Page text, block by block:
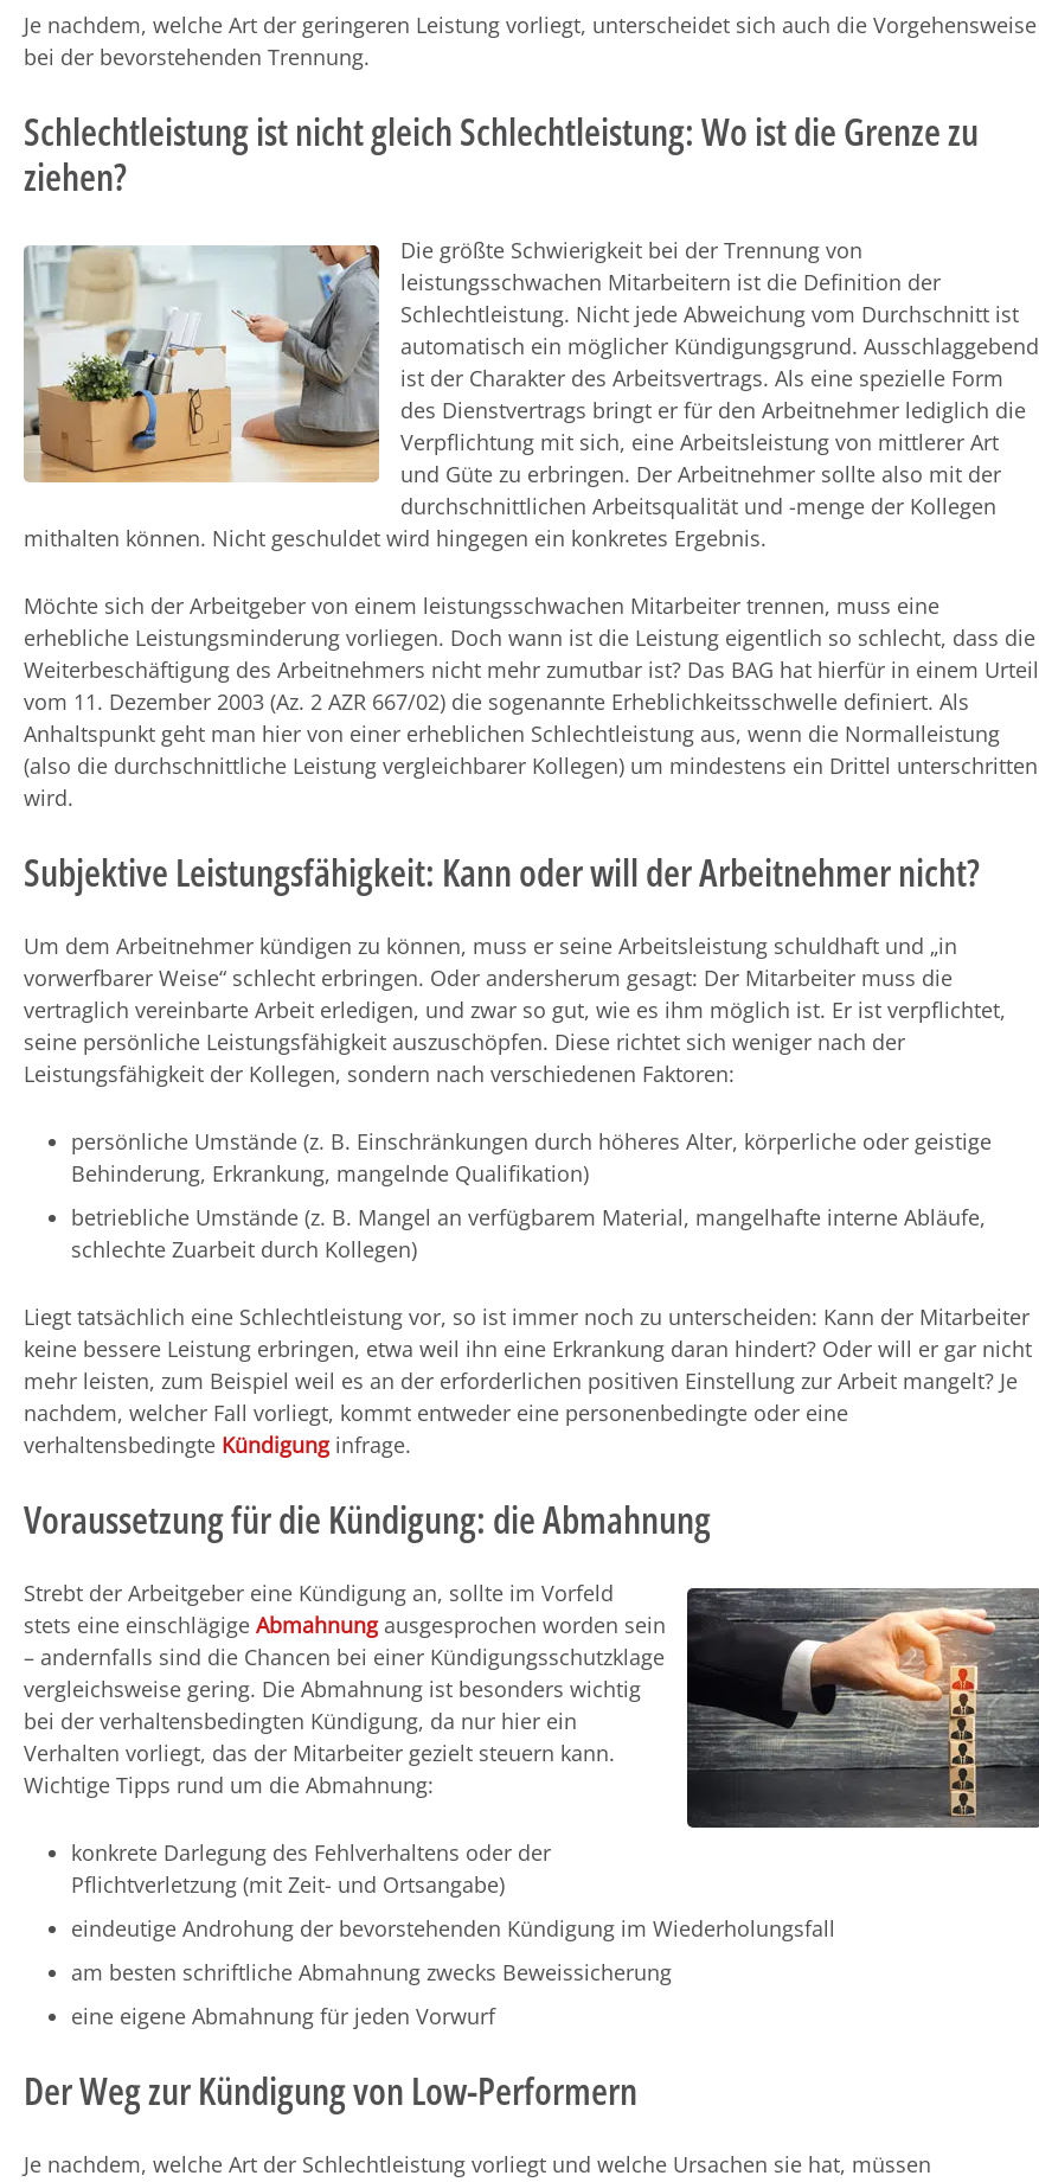
Je nachdem, welche Art der geringeren Leistung vorliegt, unterscheidet sich auch die Vorgehensweise
bei der bevorstehenden Trennung.
Schlechtleistung ist nicht gleich Schlechtleistung: Wo ist die Grenze zu
ziehen?
Die größte Schwierigkeit bei der Trennung von
leistungsschwachen Mitarbeitern ist die Definition der
Schlechtleistung. Nicht jede Abweichung vom Durchschnitt ist
automatisch ein möglicher Kündigungsgrund. Ausschlaggebend
ist der Charakter des Arbeitsvertrags. Als eine spezielle Form
des Dienstvertrags bringt er für den Arbeitnehmer lediglich die
Verpflichtung mit sich, eine Arbeitsleistung von mittlerer Art
und Güte zu erbringen. Der Arbeitnehmer sollte also mit der
durchschnittlichen Arbeitsqualität und -menge der Kollegen
mithalten können. Nicht geschuldet wird hingegen ein konkretes Ergebnis.
Möchte sich der Arbeitgeber von einem leistungsschwachen Mitarbeiter trennen, muss eine
erhebliche Leistungsminderung vorliegen. Doch wann ist die Leistung eigentlich so schlecht, dass die
Weiterbeschäftigung des Arbeitnehmers nicht mehr zumutbar ist? Das BAG hat hierfür in einem Urteil
vom 11. Dezember 2003 (Az. 2 AZR 667/02) die sogenannte Erheblichkeitsschwelle definiert. Als
Anhaltspunkt geht man hier von einer erheblichen Schlechtleistung aus, wenn die Normalleistung
(also die durchschnittliche Leistung vergleichbarer Kollegen) um mindestens ein Drittel unterschritten
wird.
Subjektive Leistungsfähigkeit: Kann oder will der Arbeitnehmer nicht?
Um dem Arbeitnehmer kündigen zu können, muss er seine Arbeitsleistung schuldhaft und „in
vorwerfbarer Weise“ schlecht erbringen. Oder andersherum gesagt: Der Mitarbeiter muss die
vertraglich vereinbarte Arbeit erledigen, und zwar so gut, wie es ihm möglich ist. Er ist verpflichtet,
seine persönliche Leistungsfähigkeit auszuschöpfen. Diese richtet sich weniger nach der
Leistungsfähigkeit der Kollegen, sondern nach verschiedenen Faktoren:
persönliche Umstände (z. B. Einschränkungen durch höheres Alter, körperliche oder geistige
Behinderung, Erkrankung, mangelnde Qualifikation)
betriebliche Umstände (z. B. Mangel an verfügbarem Material, mangelhafte interne Abläufe,
schlechte Zuarbeit durch Kollegen)
Liegt tatsächlich eine Schlechtleistung vor, so ist immer noch zu unterscheiden: Kann der Mitarbeiter
keine bessere Leistung erbringen, etwa weil ihn eine Erkrankung daran hindert? Oder will er gar nicht
mehr leisten, zum Beispiel weil es an der erforderlichen positiven Einstellung zur Arbeit mangelt? Je
nachdem, welcher Fall vorliegt, kommt entweder eine personenbedingte oder eine
verhaltensbedingte Kündigunginfrage.
Voraussetzung für die Kündigung: die Abmahnung
Strebt der Arbeitgeber eine Kündigung an, sollte im Vorfeld
stets eine einschlägige Abmahnungausgesprochen worden sein
– andernfalls sind die Chancen bei einer Kündigungsschutzklage
vergleichsweise gering. Die Abmahnung ist besonders wichtig
bei der verhaltensbedingten Kündigung, da nur hier ein
Verhalten vorliegt, das der Mitarbeiter gezielt steuern kann.
Wichtige Tipps rund um die Abmahnung:
konkrete Darlegung des Fehlverhaltens oder der
Pflichtverletzung (mit Zeit- und Ortsangabe)
eindeutige Androhung der bevorstehenden Kündigung im Wiederholungsfall
am besten schriftliche Abmahnung zwecks Beweissicherung
eine eigene Abmahnung für jeden Vorwurf
Der Weg zur Kündigung von Low-Performern
Je nachdem, welche Art der Schlechtleistung vorliegt und welche Ursachen sie hat, müssen